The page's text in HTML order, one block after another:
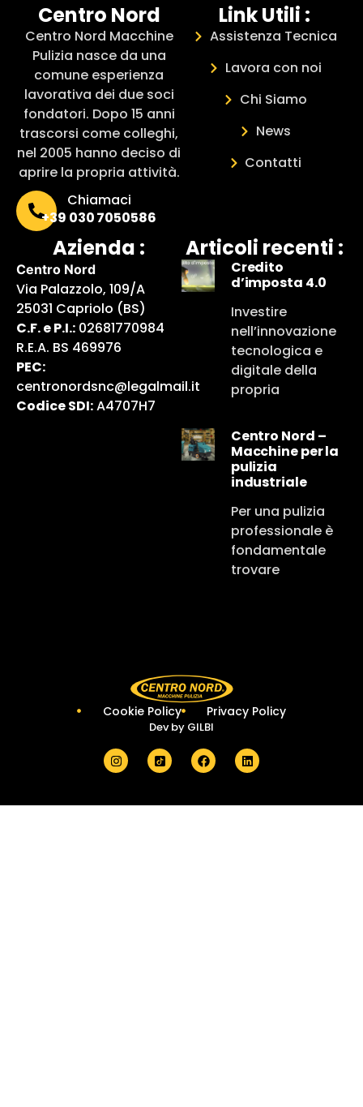
Centro Nord
Centro Nord Macchine
Pulizia nasce da una
comune esperienza
lavorativa dei due soci
fondatori. Dopo 15 anni
trascorsi come colleghi,
nel 2005 hanno deciso di
aprire la propria attività.
Chiamaci
+39 030 7050586
Link Utili :
Assistenza Tecnica
Lavora con noi
Chi Siamo
News
Contatti
Azienda :
Centro Nord
Via Palazzolo, 109/A
25031 Capriolo (BS)
C.F. e P.I.: 02681770984
R.E.A. BS 469976
PEC:
centronordsnc@legalmail.it
Codice SDI:A4707H7
Articoli recenti :
Credito
d’imposta 4.0
Investire
nell’innovazione
tecnologica e
digitale della
propria
Centro Nord –
Macchine per la
pulizia
industriale
Per una pulizia
professionale è
fondamentale
trovare
Cookie Policy Privacy Policy
Dev by GILBI